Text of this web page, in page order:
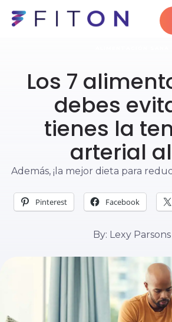
Los 7
debes
tienes la
arterial
Además, ¡la mejor dieta para
Pinterest Facebook
By: Lexy Parsons